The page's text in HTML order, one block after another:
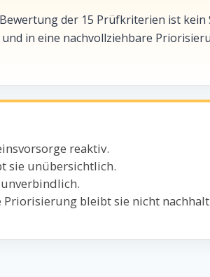
der 15 Prüfkriterien ist
in eine nachvollziehbare
reaktiv.
sie unübersichtlich.
Priorisierung bleibt sie nicht